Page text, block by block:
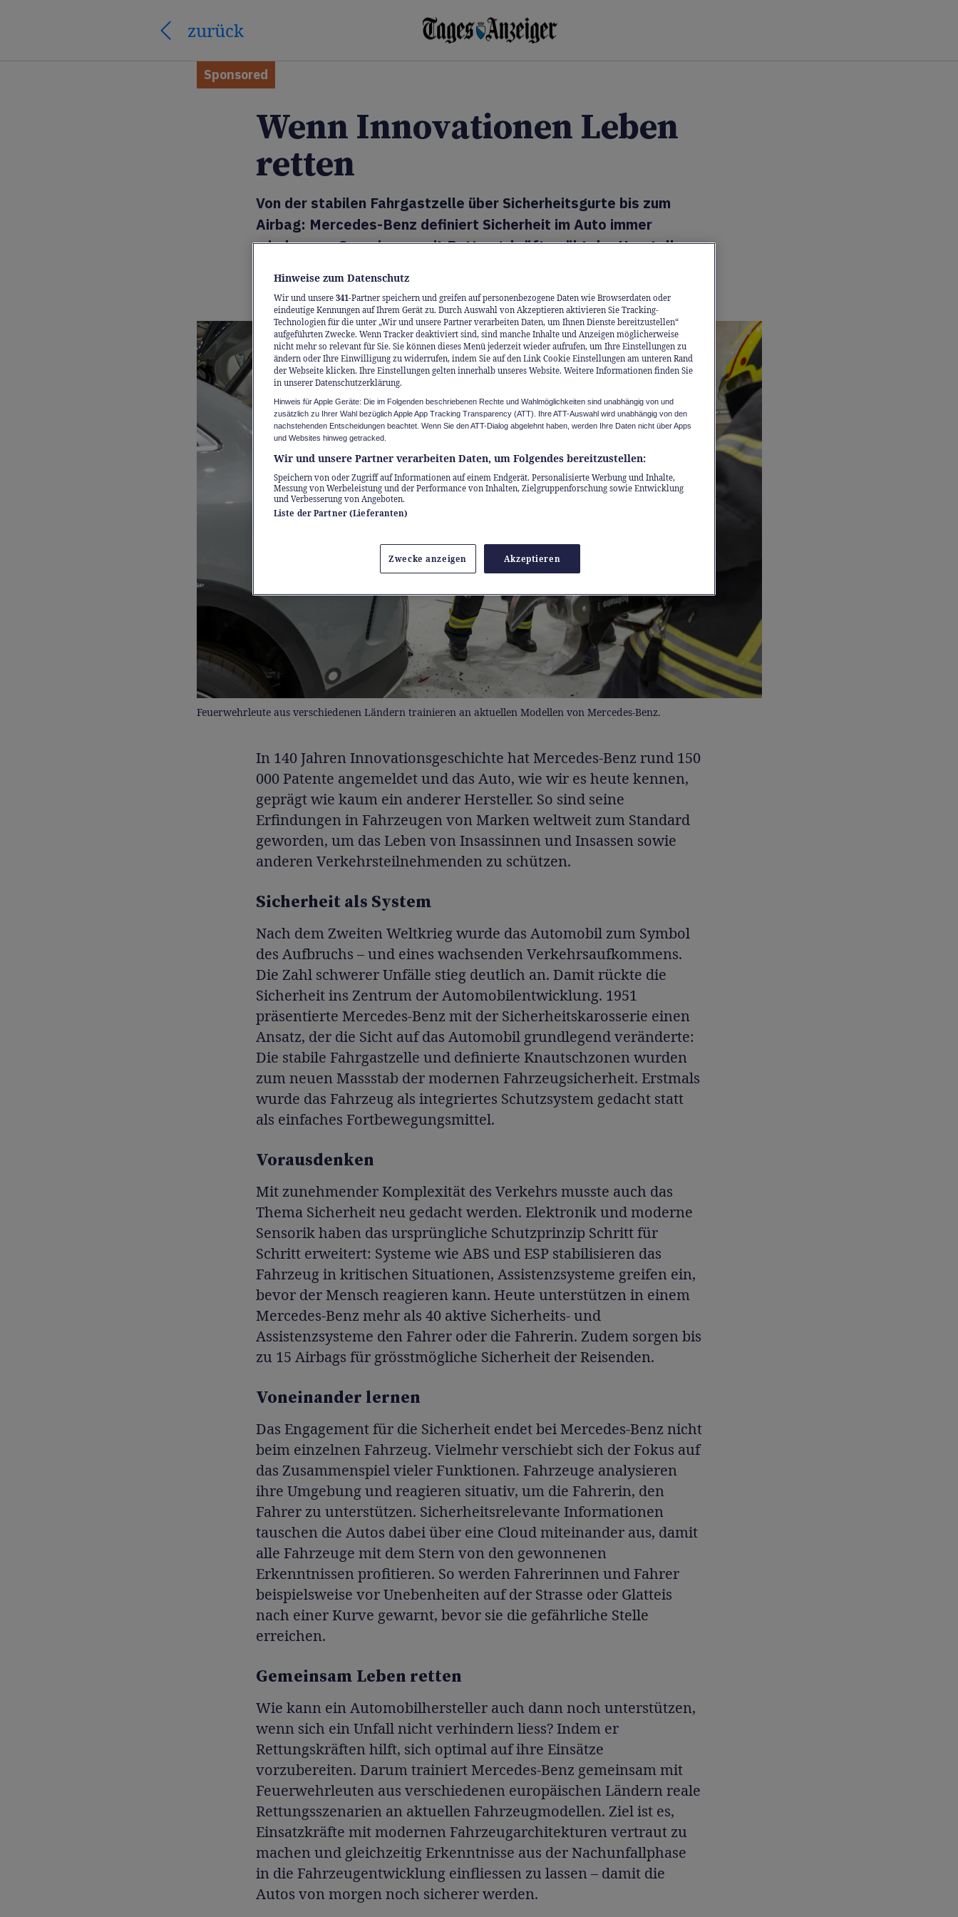
zurück
Sponsored
Wenn Innovationen Leben
retten
Von der stabilen Fahrgastzelle über Sicherheitsgurte bis zum
Airbag: Mercedes-Benz definiert Sicherheit im Auto immer
wieder neu. Gemeinsam mit Rettungskräften übt der Hersteller
Feuerwehrleute aus verschiedenen Ländern trainieren an aktuellen Modellen von Mercedes-Benz.
In 140 Jahren Innovationsgeschichte hat Mercedes-Benz rund 150
000 Patente angemeldet und das Auto, wie wir es heute kennen,
geprägt wie kaum ein anderer Hersteller. So sind seine
Erfindungen in Fahrzeugen von Marken weltweit zum Standard
geworden, um das Leben von Insassinnen und Insassen sowie
anderen Verkehrsteilnehmenden zu schützen.
Sicherheit als System
Nach dem Zweiten Weltkrieg wurde das Automobil zum Symbol
des Aufbruchs – und eines wachsenden Verkehrsaufkommens.
Die Zahl schwerer Unfälle stieg deutlich an. Damit rückte die
Sicherheit ins Zentrum der Automobilentwicklung. 1951
präsentierte Mercedes-Benz mit der Sicherheitskarosserie einen
Ansatz, der die Sicht auf das Automobil grundlegend veränderte:
Die stabile Fahrgastzelle und definierte Knautschzonen wurden
zum neuen Massstab der modernen Fahrzeugsicherheit. Erstmals
wurde das Fahrzeug als integriertes Schutzsystem gedacht statt
als einfaches Fortbewegungsmittel.
Vorausdenken
Mit zunehmender Komplexität des Verkehrs musste auch das
Thema Sicherheit neu gedacht werden. Elektronik und moderne
Sensorik haben das ursprüngliche Schutzprinzip Schritt für
Schritt erweitert: Systeme wie ABS und ESP stabilisieren das
Fahrzeug in kritischen Situationen, Assistenzsysteme greifen ein,
bevor der Mensch reagieren kann. Heute unterstützen in einem
Mercedes-Benz mehr als 40 aktive Sicherheits- und
Assistenzsysteme den Fahrer oder die Fahrerin. Zudem sorgen bis
zu 15 Airbags für grösstmögliche Sicherheit der Reisenden.
Voneinander lernen
Das Engagement für die Sicherheit endet bei Mercedes-Benz nicht
beim einzelnen Fahrzeug. Vielmehr verschiebt sich der Fokus auf
das Zusammenspiel vieler Funktionen. Fahrzeuge analysieren
ihre Umgebung und reagieren situativ, um die Fahrerin, den
Fahrer zu unterstützen. Sicherheitsrelevante Informationen
tauschen die Autos dabei über eine Cloud miteinander aus, damit
alle Fahrzeuge mit dem Stern von den gewonnenen
Erkenntnissen profitieren. So werden Fahrerinnen und Fahrer
beispielsweise vor Unebenheiten auf der Strasse oder Glatteis
nach einer Kurve gewarnt, bevor sie die gefährliche Stelle
erreichen.
Gemeinsam Leben retten
Wie kann ein Automobilhersteller auch dann noch unterstützen,
wenn sich ein Unfall nicht verhindern liess? Indem er
Rettungskräften hilft, sich optimal auf ihre Einsätze
vorzubereiten. Darum trainiert Mercedes-Benz gemeinsam mit
Feuerwehrleuten aus verschiedenen europäischen Ländern reale
Rettungsszenarien an aktuellen Fahrzeugmodellen. Ziel ist es,
Einsatzkräfte mit modernen Fahrzeugarchitekturen vertraut zu
machen und gleichzeitig Erkenntnisse aus der Nachunfallphase
in die Fahrzeugentwicklung einfliessen zu lassen – damit die
Autos von morgen noch sicherer werden.
Hinweise zum Datenschutz
Wir und unsere 341-Partner speichern und greifen auf personenbezogene Daten wie Browserdaten oder
eindeutige Kennungen auf Ihrem Gerät zu. Durch Auswahl von Akzeptieren aktivieren Sie Tracking-
Technologien für die unter „Wir und unsere Partner verarbeiten Daten, um Ihnen Dienste bereitzustellen“
aufgeführten Zwecke. Wenn Tracker deaktiviert sind, sind manche Inhalte und Anzeigen möglicherweise
nicht mehr so relevant für Sie. Sie können dieses Menü jederzeit wieder aufrufen, um Ihre Einstellungen zu
ändern oder Ihre Einwilligung zu widerrufen, indem Sie auf den Link Cookie Einstellungen am unteren Rand
der Webseite klicken. Ihre Einstellungen gelten innerhalb unseres Website. Weitere Informationen finden Sie
in unserer Datenschutzerklärung.
Hinweis für Apple Geräte: Die im Folgenden beschriebenen Rechte und Wahlmöglichkeiten sind unabhängig von und
zusätzlich zu Ihrer Wahl bezüglich Apple App Tracking Transparency (ATT). Ihre ATT-Auswahl wird unabhängig von den
nachstehenden Entscheidungen beachtet. Wenn Sie den ATT-Dialog abgelehnt haben, werden Ihre Daten nicht über Apps
und Websites hinweg getracked.
Wir und unsere Partner verarbeiten Daten, um Folgendes bereitzustellen:
Speichern von oder Zugriff auf Informationen auf einem Endgerät. Personalisierte Werbung und Inhalte,
Messung von Werbeleistung und der Performance von Inhalten, Zielgruppenforschung sowie Entwicklung
und Verbesserung von Angeboten.
Liste der Partner (Lieferanten)
Zwecke anzeigen Akzeptieren